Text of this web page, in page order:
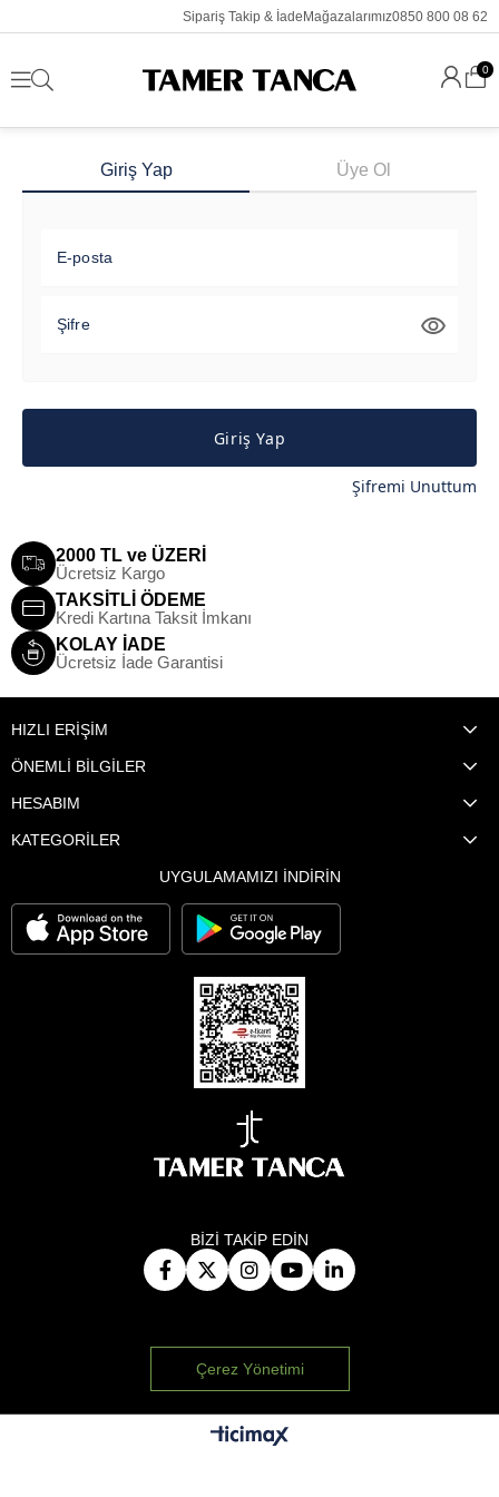
Sipariş Takip & İadeMağazalarımız0850 800 08 62
0
Giriş Yap Üye Ol
E-posta
Şifre
Giriş Yap
Şifremi Unuttum
2000 TL ve ÜZERİ
Ücretsiz Kargo
TAKSİTLİ ÖDEME
Kredi Kartına Taksit İmkanı
KOLAY İADE
Ücretsiz İade Garantisi
HIZLI ERİŞİM
ÖNEMLİ BİLGİLER
HESABIM
KATEGORİLER
UYGULAMAMIZI İNDİRİN
BİZİ TAKİP EDİN
Çerez Yönetimi